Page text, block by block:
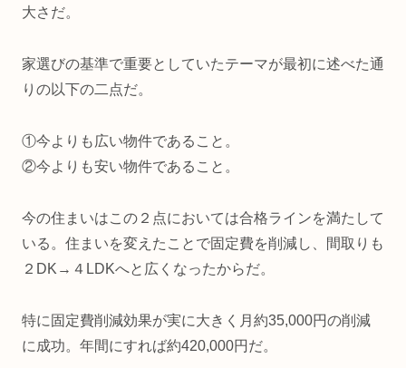
大さだ。
家選びの基準で重要としていたテーマが最初に述べた通
りの以下の二点だ。
①今よりも広い物件であること。
②今よりも安い物件であること。
今の住まいはこの２点においては合格ラインを満たして
いる。住まいを変えたことで固定費を削減し、間取りも
２DK→４LDKへと広くなったからだ。
特に固定費削減効果が実に大きく月約35,000円の削減
に成功。年間にすれば約420,000円だ。